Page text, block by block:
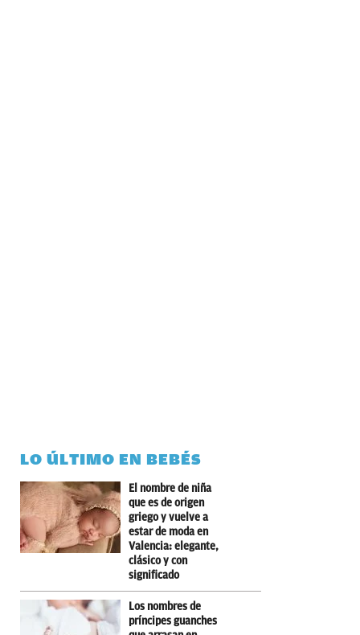
LO ÚLTIMO EN BEBÉS
El nombre de niña
que es de origen
griego y vuelve a
estar de moda en
Valencia: elegante,
clásico y con
significado
Los nombres de
príncipes guanches